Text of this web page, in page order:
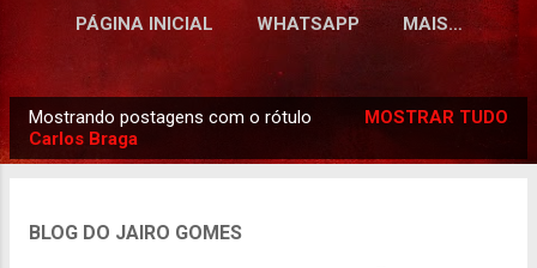
PÁGINA INICIAL WHATSAPP MAIS…
o
Mostrando postagens com o rótulo
Carlos Braga
MOSTRAR TUDO
BLOG DO JAIRO GOMES